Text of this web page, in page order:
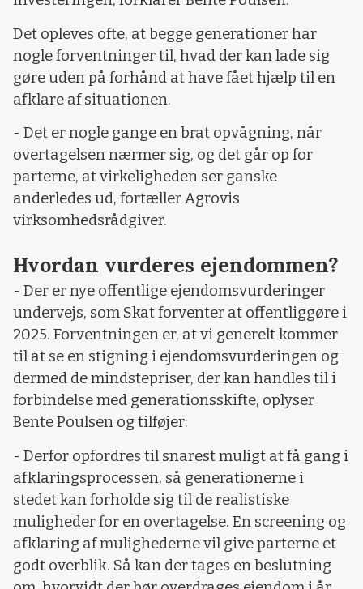
Det opleves ofte, at begge generationer har
nogle forventninger til, hvad der kan lade sig
gøre uden på forhånd at have fået hjælp til en
afklare af situationen.
- Det er nogle gange en brat opvågning, når
overtagelsen nærmer sig, og det går op for
parterne, at virkeligheden ser ganske
anderledes ud, fortæller Agrovis
virksomhedsrådgiver.
Hvordan vurderes ejendommen?
- Der er nye offentlige ejendomsvurderinger
undervejs, som Skat forventer at offentliggøre i
2025. Forventningen er, at vi generelt kommer
til at se en stigning i ejendomsvurderingen og
dermed de mindstepriser, der kan handles til i
forbindelse med generationsskifte, oplyser
Bente Poulsen og tilføjer:
- Derfor opfordres til snarest muligt at få gang i
afklaringsprocessen, så generationerne i
stedet kan forholde sig til de realistiske
muligheder for en overtagelse. En screening og
afklaring af mulighederne vil give parterne et
godt overblik. Så kan der tages en beslutning